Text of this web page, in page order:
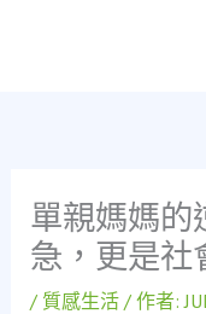
單親媽媽的
急，更是社
/ 質感生活/ 作者: